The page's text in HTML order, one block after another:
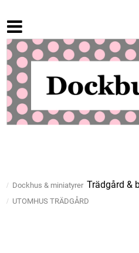
Dockhus & miniatyrer Trädgård &
UTOMHUS TRÄDGÅRD